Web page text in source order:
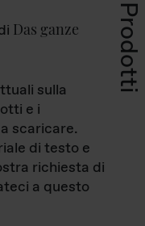
Prodotti
Das ganze
sulla
e i
scaricare.
di testo e
richiesta di
a questo